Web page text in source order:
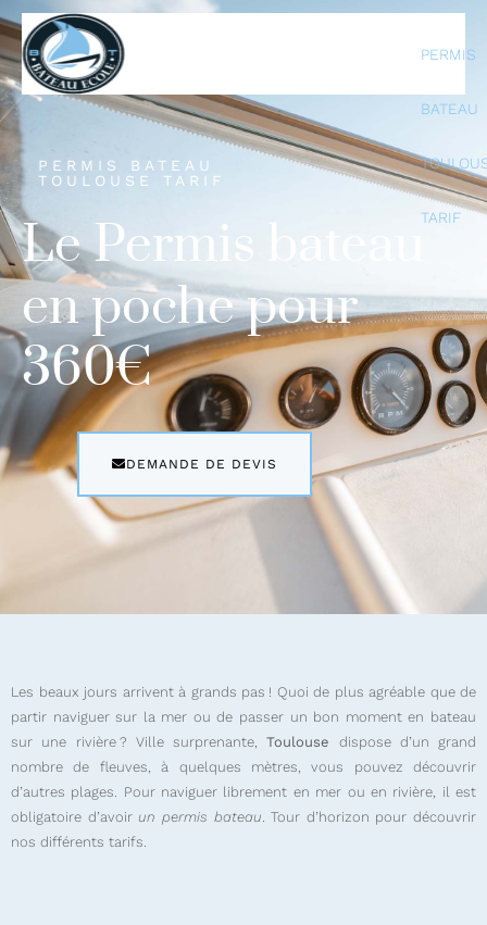
PERMIS
BATEAU
TARIF
PERMIS BATEAU
TOULOUSE TARIF
Le Permis bateau
en poche pour
360€
DEMANDE DE DEVIS
Les beaux jours arrivent à grands pas ! Quoi de plus agréable que de
partir naviguer sur la mer ou de passer un bon moment en bateau
sur une rivière ? Ville surprenante,Toulouse dispose d’un grand
nombre de fleuves, à quelques mètres, vous pouvez découvrir
d’autres plages. Pour naviguer librement en mer ou en rivière, il est
obligatoire d’avoirun permis bateau. Tour d’horizon pour découvrir
nos différents tarifs.